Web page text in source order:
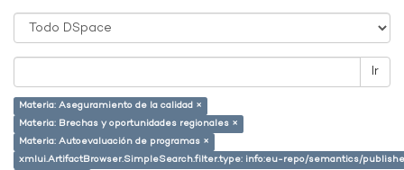
Ir
Materia: Aseguramiento de la calidad ×
Materia: Brechas y oportunidades regionales ×
Materia: Autoevaluación de programas ×
xmlui.ArtifactBrowser.SimpleSearch.filter.type: info:eu-repo/semantics/